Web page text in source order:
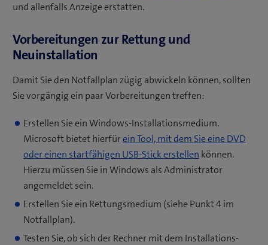
und allenfalls Anzeige erstatten.
Vorbereitungen zur Rettung und
Neuinstallation
Damit Sie den Notfallplan zügig abwickeln können, sollten
Sie vorgängig ein paar Vorbereitungen treffen:
Erstellen Sie ein Windows-Installationsmedium.
Microsoft bietet hierfürein Tool, mit dem Sie eine DVD
oder einen startfähigen USB-Stick erstellen können.
Hierzu müssen Sie in Windows als Administrator
angemeldet sein.
Erstellen Sie ein Rettungsmedium (siehe Punkt 4 im
Notfallplan).
Testen Sie, ob sich der Rechner mit dem Installations-